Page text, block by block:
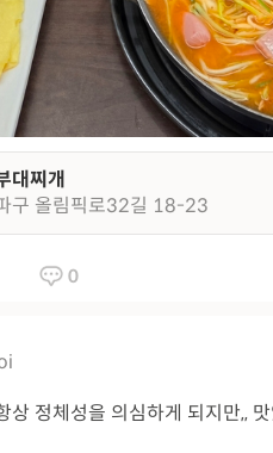
대찌개
구 올림픽로32길 18-23
0
상 정체성을 의심하게 되지만,,